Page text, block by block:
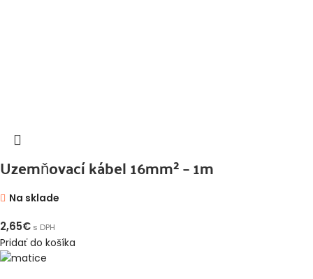
Uzemňovací kábel 16mm² – 1m
Na sklade
2,65€ s DPH
Pridať do košíka